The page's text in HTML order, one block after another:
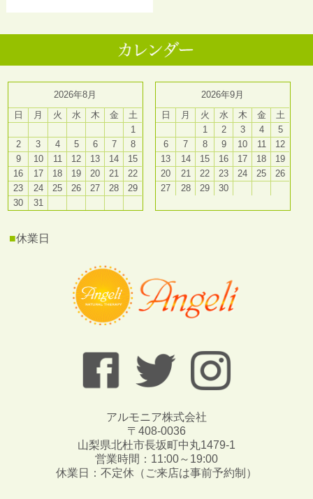
2026年8月
日
月 火 水 木 金
土
1
2
3 4 5 6 7
8
9
10 11 12 13 14
15
16
17 18 19 20 21
22
23
24 25 26 27 28
29
30
31
2026年9月
日
月 火 水 木 金
土
1
2 3 4
5
6
7 8 9 10 11
12
13
14 15 16 17 18
19
20
21 22 23 24 25
26
27
28 29 30
■休業日
アルモニア株式会社
〒408-0036
山梨県北杜市長坂町中丸1479-1
営業時間：11:00～19:00
休業日：不定休（ご来店は事前予約制）